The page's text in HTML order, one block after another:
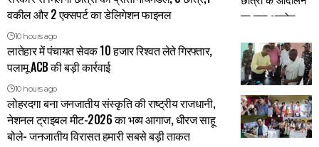
वकील और 2 एक्सपर्ट का डेलिगेशन फाइनल
10 hours ago
लातेहार में पंचायत सेवक 10 हजार रिश्वत लेते गिरफ्तार,
पलामू ACB की बड़ी कार्रवाई
10 hours ago
लोहरदगा बना जनजातीय संस्कृति की राष्ट्रीय राजधानी,
नेशनल ट्राइबल मीट-2026 का भव्य आगाज, धीरज साहू
बोले- जनजातीय विरासत हमारी सबसे बड़ी ताकत